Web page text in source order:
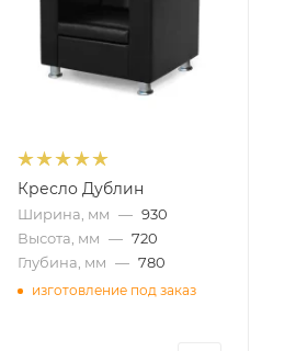
Кресло Дублин
Ширина, мм — 930
Высота, мм — 720
Глубина, мм — 780
изготовление под заказ